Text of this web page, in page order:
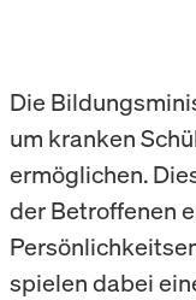
Die
um kranken
ermöglichen.
der Betroffenen
spielen dabei